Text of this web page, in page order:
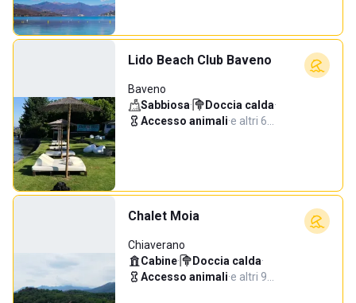
Lido Beach Club Baveno
Baveno
Sabbiosa· Doccia calda·
Accesso animali·e altri 6…
Chalet Moia
Chiaverano
Cabine· Doccia calda·
Accesso animali·e altri 9…